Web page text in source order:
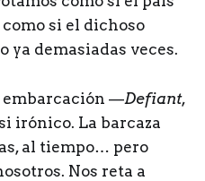
si el dichoso
ya demasiadas veces.
embarcación —Defiant,
irónico. La barcaza
al tiempo… pero
Nos reta a